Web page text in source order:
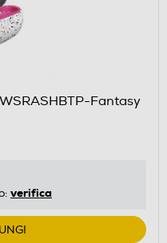
Fantasy
verifica